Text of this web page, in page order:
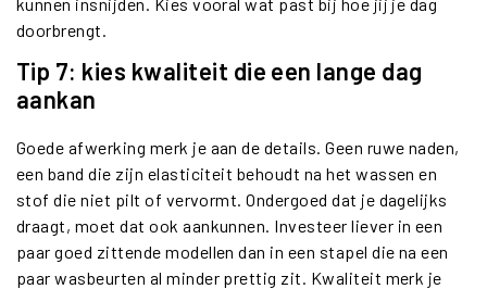
kunnen insnijden. Kies vooral wat past bij hoe jij je dag
doorbrengt.
Tip 7: kies kwaliteit die een lange dag
aankan
Goede afwerking merk je aan de details. Geen ruwe naden,
een band die zijn elasticiteit behoudt na het wassen en
stof die niet pilt of vervormt. Ondergoed dat je dagelijks
draagt, moet dat ook aankunnen. Investeer liever in een
paar goed zittende modellen dan in een stapel die na een
paar wasbeurten al minder prettig zit. Kwaliteit merk je